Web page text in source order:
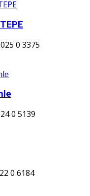
0 3375
0 5139
0 6184